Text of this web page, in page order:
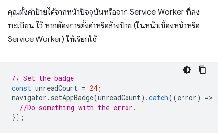
คุณตั้งค่าป้ายได้จากหน้าปัจจุบันหรือจาก Service Worker ที่ลง
ทะเบียน ไว้ หากต้องการตั้งค่าหรือล้างป้าย (ในหน้าเบื้องหน้าหรือ
Service Worker) ให้เรียกใช้
// Set the badge
const unreadCount = 24 ;
navigator . setAppBadge(unreadCount).catch((error) =>
//Do something with the error.
});